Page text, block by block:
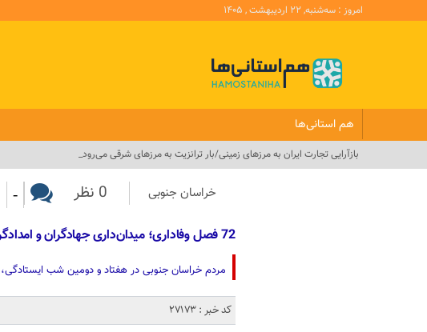
امروز : سه‌شنبه, ۲۲ اردیبهشت , ۱۴۰۵
هم استانی‌ها
بازآرایی تجارت ایران به مرزهای زمینی/بار ترانزیت به مرزهای شرقی می‌رود_
خراسان جنوبی 0 نظر -
72 فصل وفاداری؛ میدان‌داری جهادگران و امدادگران در سنگر ولایت+عکس
مردم خراسان جنوبی در هفتاد و دومین شب
کد خبر : 27173